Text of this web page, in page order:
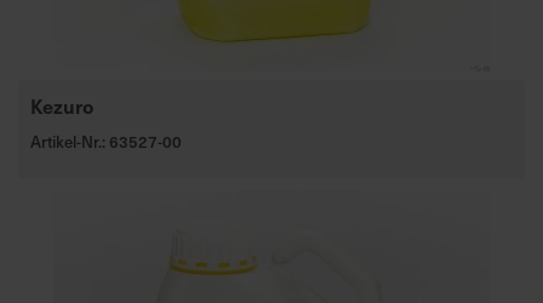
Kezuro
Artikel-Nr.: 63527-00